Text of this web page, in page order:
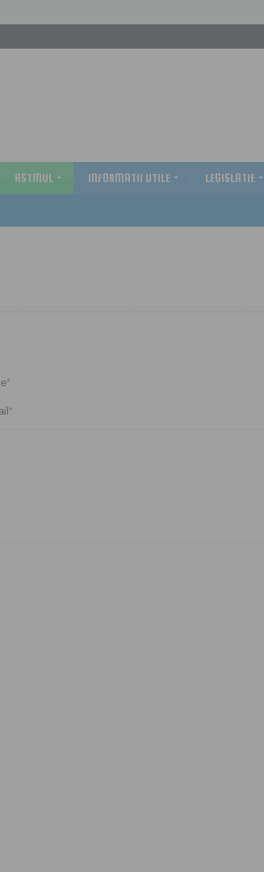
ASTMUL INFORMATII UTILE LEGISLATIE
*
*